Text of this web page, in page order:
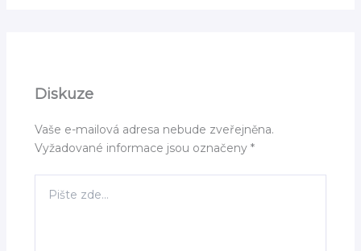
Diskuze
Vaše e-mailová adresa nebude zveřejněna.
Vyžadované informace jsou označeny *
zde…